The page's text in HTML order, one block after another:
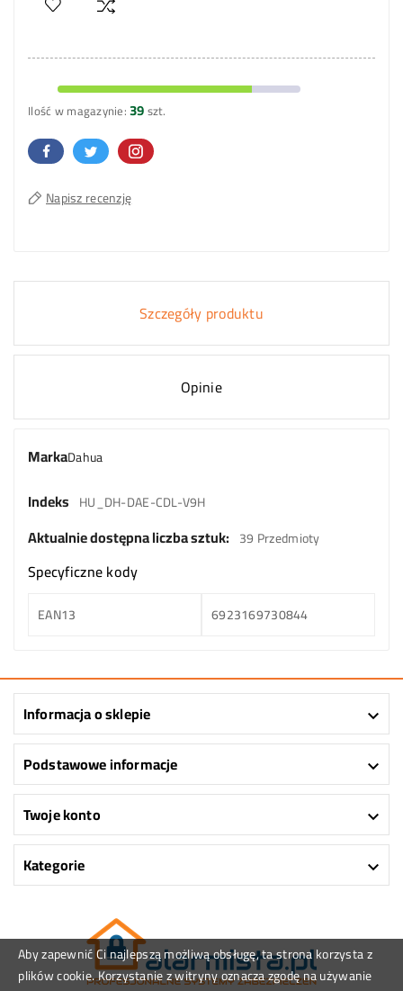
Aby zapewnić Ci najlepszą możliwą obsługę, ta strona korzysta z
plików cookie. Korzystanie z witryny oznacza zgodę na używanie
Ilość w magazynie:39szt.
Napisz recenzję
Szczegóły produktu
Opinie
MarkaDahua
Indeks HU_DH-DAE-CDL-V9H
Aktualnie dostępna liczba sztuk: 39 Przedmioty
Specyficzne kody
EAN13 6923169730844
Informacja o sklepie 
Podstawowe informacje 
Twoje konto 
Kategorie 